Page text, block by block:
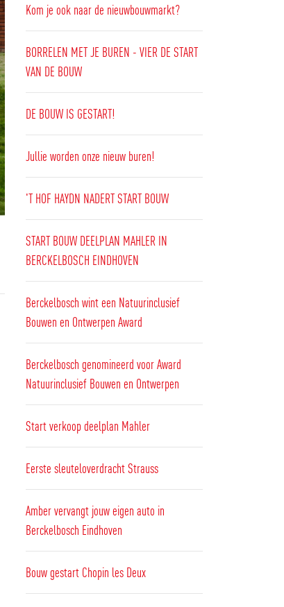
Kom je ook naar de nieuwbouwmarkt?
BORRELEN MET JE BUREN - VIER DE START
VAN DE BOUW
DE BOUW IS GESTART!
Jullie worden onze nieuw buren!
'T HOF HAYDN NADERT START BOUW
START BOUW DEELPLAN MAHLER IN
BERCKELBOSCH EINDHOVEN
Berckelbosch wint een Natuurinclusief
Bouwen en Ontwerpen Award
Berckelbosch genomineerd voor Award
Natuurinclusief Bouwen en Ontwerpen
Start verkoop deelplan Mahler
Eerste sleuteloverdracht Strauss
Amber vervangt jouw eigen auto in
Berckelbosch Eindhoven
Bouw gestart Chopin les Deux